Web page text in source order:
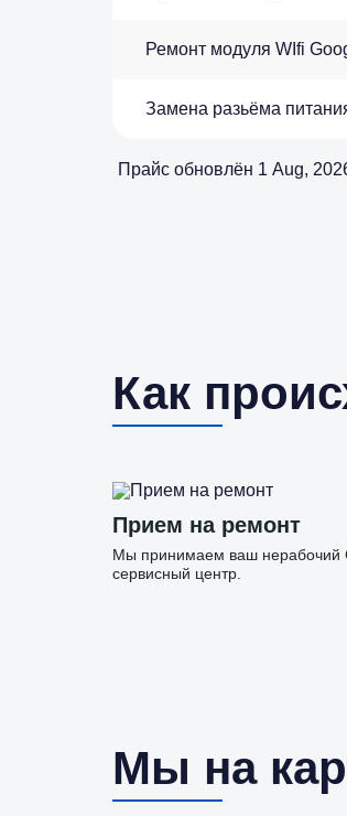
Ремонт модуля WIfi
Замена разьёма
Прайс обновлён 1 Aug,
Как
Прием на ремонт
Мы принимаем ваш нерабочий
сервисный центр.
Мы на